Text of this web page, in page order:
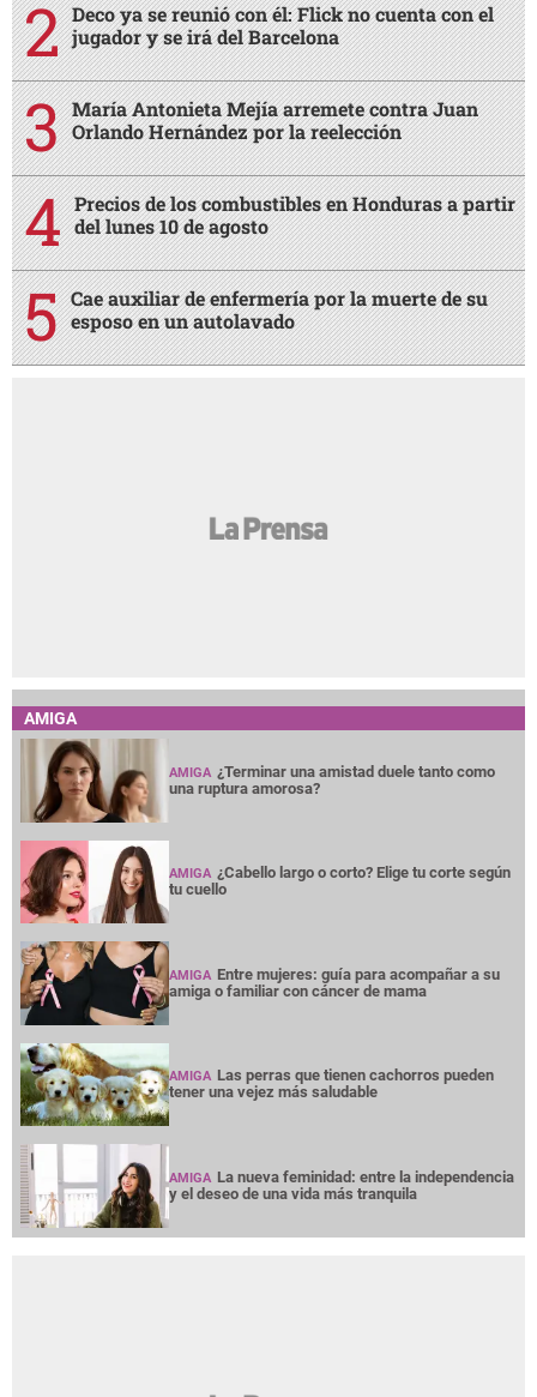
Deco ya se reunió con él: Flick no cuenta con el
jugador y se irá del Barcelona
María Antonieta Mejía arremete contra Juan
Orlando Hernández por la reelección
Precios de los combustibles en Honduras a partir
del lunes 10 de agosto
Cae auxiliar de enfermería por la muerte de su
esposo en un autolavado
AMIGA
AMIGA ¿Terminar una amistad duele tanto como
una ruptura amorosa?
AMIGA ¿Cabello largo o corto? Elige tu corte según
tu cuello
AMIGA Entre mujeres: guía para acompañar a su
amiga o familiar con cáncer de mama
AMIGA Las perras que tienen cachorros pueden
tener una vejez más saludable
AMIGA La nueva feminidad: entre la independencia
y el deseo de una vida más tranquila